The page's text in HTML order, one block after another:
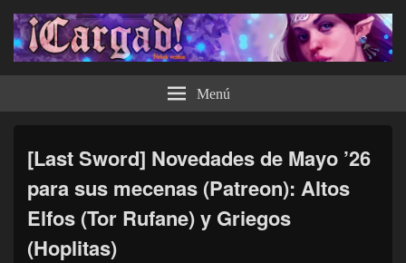
¡Cargad! Menú
[Last Sword] Novedades de Mayo ’26
para sus mecenas (Patreon): Altos
Elfos (Tor Rufane) y Griegos
(Hoplitas)